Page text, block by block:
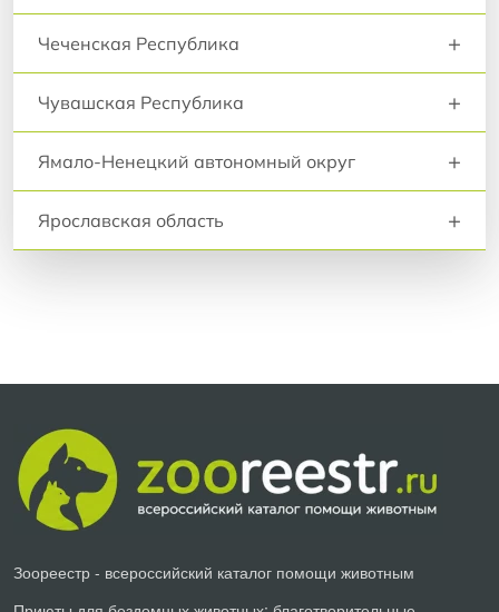
Чеченская Республика +
Чувашская Республика +
Ямало-Ненецкий автономный округ +
Ярославская область +
Зоореестр - всероссийский каталог помощи животным